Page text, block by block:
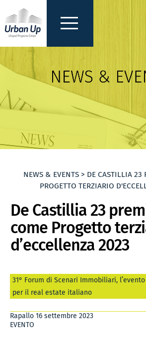
NEWS & EVENTS > DE CASTILLIA 23
PROGETTO TERZIARIO
De Castillia 23
come Progetto
d’eccellenza 2023
31° Forum di Scenari Immobiliari,
per il real estate italiano
Rapallo 16 settembre 2023
EVENTO